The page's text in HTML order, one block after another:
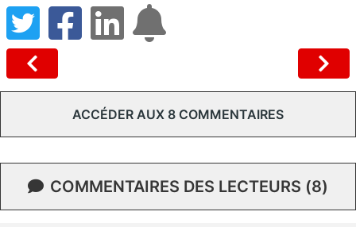
ACCÉDER AUX 8 COMMENTAIRES
COMMENTAIRES DES LECTEURS (8)